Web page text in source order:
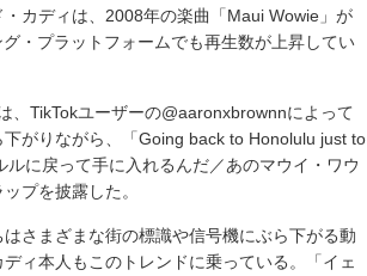
カディは、2008年の楽曲「Maui Wowie」が
・プラットフォームでも再生数が上昇してい
TikTokユーザーの@aaronxbrownnによって
がりながら、「Going back to Honolulu just to
に戻って手に入れるんだ／あのマウイ・ワウ
プを披露した。
さまざまな街の標識や信号機にぶら下がる動
ィ本人もこのトレンドに乗っている。「イェ